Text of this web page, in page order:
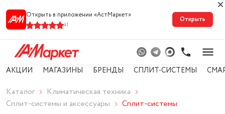
Открыть в приложении «АстМарке‪т‬»
41
Открыть
АКЦИИ МАГАЗИНЫ БРЕНДЫ СПЛИТ-СИСТЕМЫ
Каталог
Климатическая техника
Сплит-системы и аксессуары
Сплит-системы